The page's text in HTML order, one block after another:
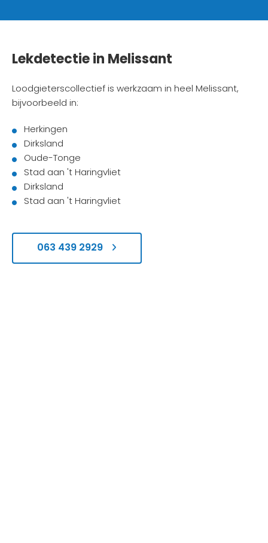
Lekdetectie in Melissant
Loodgieterscollectief is werkzaam in heel Melissant,
bijvoorbeeld in:
Herkingen
Dirksland
Oude-Tonge
Stad aan 't Haringvliet
Dirksland
Stad aan 't Haringvliet
063 439 2929